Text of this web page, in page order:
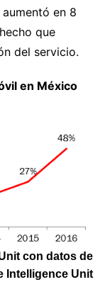
en 8
que
del servicio.
en México
con datos de
Intelligence Unit